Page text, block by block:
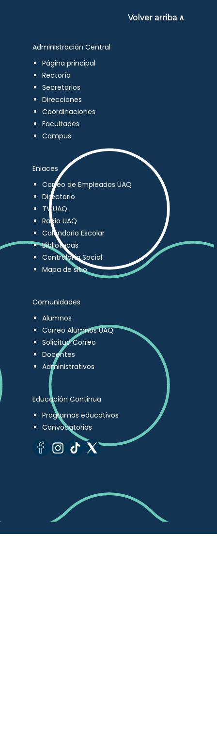
Volver arriba ∧
Administración Central
Página principal
Rectoría
Secretarios
Direcciones
Coordinaciones
Facultades
Campus
Enlaces
Correo de Empleados UAQ
Directorio
TV UAQ
Radio UAQ
Calendario Escolar
Bibliotecas
Contraloría Social
Mapa de sitio
Comunidades
Alumnos
Correo Alumnos UAQ
Solicitud Correo
Docentes
Administrativos
Educación Continua
Programas educativos
Convocatorias